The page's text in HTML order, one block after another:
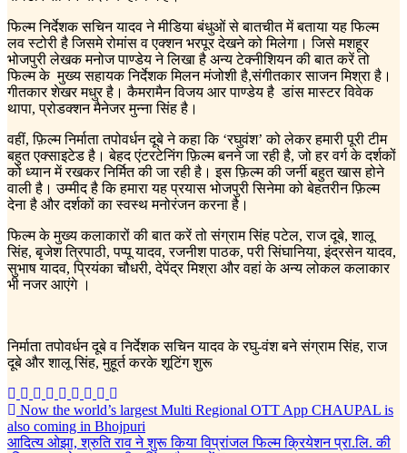
फिल्म निर्देशक सचिन यादव ने मीडिया बंधुओं से बातचीत में बताया यह फिल्म
लव स्टोरी है जिसमे रोमांस व एक्शन भरपूर देखने को मिलेगा। जिसे मशहूर
भोजपुरी लेखक मनोज पाण्डेय ने लिखा है अन्य टेक्नीशियन की बात करें तो
फिल्म के मुख्य सहायक निर्देशक मिलन मंजोशी है,संगीतकार साजन मिश्रा है।
गीतकार शेखर मधुर है। कैमरामैन विजय आर पाण्डेय है डांस मास्टर विवेक
थापा, प्रोडक्शन मैनेजर मुन्ना सिंह है।
वहीं, फ़िल्म निर्माता तपोवर्धन दूबे ने कहा कि ‘रघुवंश’ को लेकर हमारी पूरी टीम
बहुत एक्साइटेड है। बेहद एंटरटेनिंग फ़िल्म बनने जा रही है, जो हर वर्ग के दर्शकों
को ध्यान में रखकर निर्मित की जा रही है। इस फ़िल्म की जर्नी बहुत खास होने
वाली है। उम्मीद है कि हमारा यह प्रयास भोजपुरी सिनेमा को बेहतरीन फ़िल्म
देना है और दर्शकों का स्वस्थ मनोरंजन करना है।
फिल्म के मुख्य कलाकारों की बात करें तो संग्राम सिंह पटेल, राज दूबे, शालू
सिंह, बृजेश त्रिपाठी, पप्पू यादव, रजनीश पाठक, परी सिंघानिया, इंद्रसेन यादव,
सुभाष यादव, प्रियंका चौधरी, देपेंद्र मिश्रा और वहां के अन्य लोकल कलाकार
भी नजर आएंगे ।
निर्माता तपोवर्धन दूबे व निर्देशक सचिन यादव के रघु-वंश बने संग्राम सिंह, राज
दूबे और शालू सिंह, मुहूर्त करके शूटिंग शुरू
Post
navigation
Now the world’s largest Multi Regional OTT App CHAUPAL is
also coming in Bhojpuri
आदित्य ओझा, श्रुति राव ने शुरू किया विप्रांजल फिल्म क्रियेशन प्रा.लि. की